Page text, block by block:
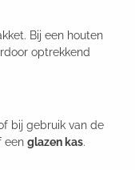
Bij een houten
optrekkend
bij gebruik van de
een glazen kas.